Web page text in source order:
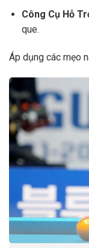
Công Cụ Hỗ
que.
Áp dụng các mẹo